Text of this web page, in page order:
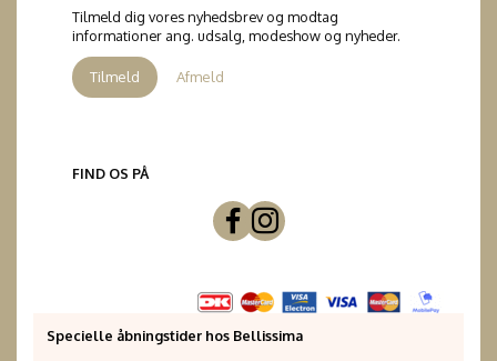
Tilmeld dig vores nyhedsbrev og modtag
informationer ang. udsalg, modeshow og nyheder.
Tilmeld Afmeld
FIND OS PÅ
Specielle åbningstider hos Bellissima